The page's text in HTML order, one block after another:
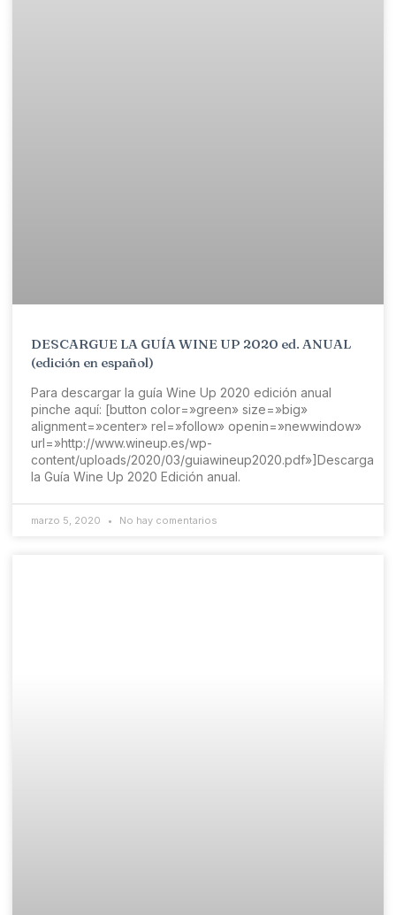
DESCARGUE LA GUÍA WINE UP 2020 ed. ANUAL
(edición en español)
Para descargar la guía Wine Up 2020 edición anual
pinche aquí: [button color=»green» size=»big»
alignment=»center» rel=»follow» openin=»newwindow»
url=»http://www.wineup.es/wp-
content/uploads/2020/03/guiawineup2020.pdf»]Descarga
la Guía Wine Up 2020 Edición anual.
marzo 5, 2020 No hay comentarios